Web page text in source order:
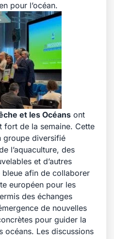
pour l’océan.
et les Océans ont
fort de la semaine. Cette
groupe diversifié
l’aquaculture, des
et d’autres
bleue afin de collaborer
européen pour les
des échanges
de nouvelles
pour guider la
océans. Les discussions